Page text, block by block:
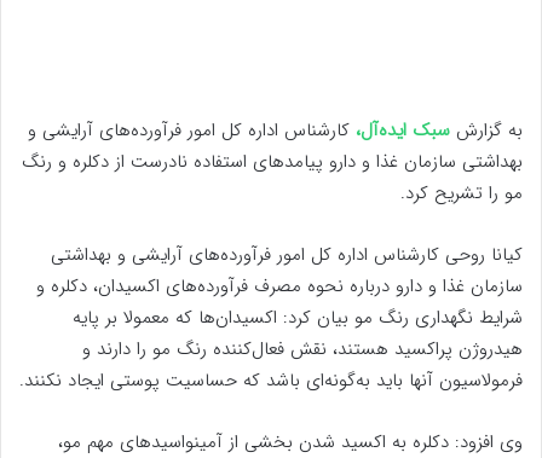
به گزارش سبک ایده‌آل، کارشناس اداره کل امور فرآورده‌های آرایشی و
بهداشتی سازمان غذا و دارو پیامدهای استفاده نادرست از دکلره و رنگ
مو را تشریح کرد.
کیانا روحی کارشناس اداره کل امور فرآورده‌های آرایشی و بهداشتی
سازمان غذا و دارو درباره نحوه مصرف فرآورده‌های اکسیدان‌، دکلره و
شرایط نگهداری رنگ مو بیان کرد: اکسیدان‌ها که معمولا بر پایه
هیدروژن پراکسید هستند، نقش فعال‌کننده رنگ مو را دارند و
فرمولاسیون آنها باید به‌گونه‌ای باشد که حساسیت پوستی ایجاد نکنند.
وی افزود: دکلره به اکسید شدن بخشی از آمینواسیدهای مهم مو،